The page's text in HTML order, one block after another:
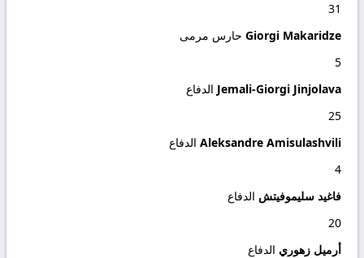
31
Giorgi Makaridze حارس مرمى
5
Jemali-Giorgi Jinjolava الدفاع
25
Aleksandre Amisulashvili الدفاع
4
فاغيد سليموفيتش الدفاع
20
أرميل زهوري الدفاع